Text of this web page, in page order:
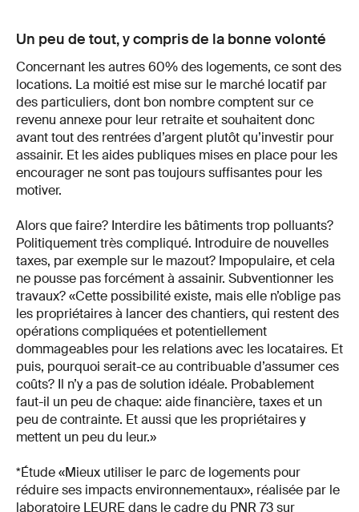
Un peu de tout, y compris de la bonne volonté
Concernant les autres 60% des logements, ce sont des
locations. La moitié est mise sur le marché locatif par
des particuliers, dont bon nombre comptent sur ce
revenu annexe pour leur retraite et souhaitent donc
avant tout des rentrées d’argent plutôt qu’investir pour
assainir. Et les aides publiques mises en place pour les
encourager ne sont pas toujours suffisantes pour les
motiver.
Alors que faire? Interdire les bâtiments trop polluants?
Politiquement très compliqué. Introduire de nouvelles
taxes, par exemple sur le mazout? Impopulaire, et cela
ne pousse pas forcément à assainir. Subventionner les
travaux? «Cette possibilité existe, mais elle n’oblige pas
les propriétaires à lancer des chantiers, qui restent des
opérations compliquées et potentiellement
dommageables pour les relations avec les locataires. Et
puis, pourquoi serait-ce au contribuable d’assumer ces
coûts? Il n’y a pas de solution idéale. Probablement
faut-il un peu de chaque: aide financière, taxes et un
peu de contrainte. Et aussi que les propriétaires y
mettent un peu du leur.»
*Étude «Mieux utiliser le parc de logements pour
réduire ses impacts environnementaux», réalisée par le
laboratoire LEURE dans le cadre du PNR 73 sur